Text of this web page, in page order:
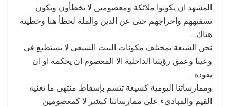
المشهد ان يكونوا ملائكة ومعصومين لا يخطأون ويكون
تسفيههم واخراجهم حتى عن الدين والملة لخطأ هنا وخطيئة
هناك ..
نحن الشيعة بمختلف مكونات البيت الشيعي لا يستطيع في
وعينا وعمق رؤيتنا الداخلية الا المعصوم ان يحكمه او ان
يقوده ..
وممارساتنا اليومية كشيعة تتسم بإسقاط منتهى ما تعنيه
القيم والمبادىء على ممارساتنا كبشر لا كمعصومين